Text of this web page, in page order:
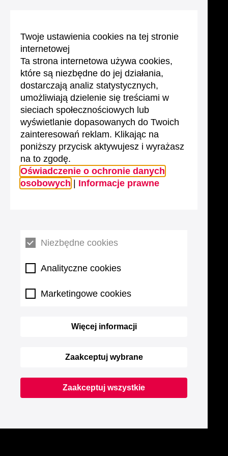
Twoje ustawienia cookies na tej stronie
internetowej
Ta strona internetowa używa cookies,
które są niezbędne do jej działania,
dostarczają analiz statystycznych,
umożliwiają dzielenie się treściami w
sieciach społecznościowych lub
wyświetlanie dopasowanych do Twoich
zainteresowań reklam. Klikając na
poniższy przycisk aktywujesz i wyrażasz
na to zgodę.
Oświadczenie o ochronie danych
osobowych
Informacje prawne
Niezbędne cookies
Analityczne cookies
Marketingowe cookies
Więcej informacji
Zaakceptuj wybrane
Zaakceptuj wszystkie